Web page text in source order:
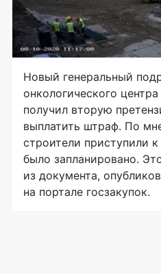
Новый генеральный
онкологического
получил вторую
выплатить штраф. По
строители приступили
было запланировано.
из документа,
на портале госзакупок.